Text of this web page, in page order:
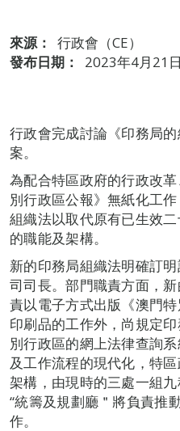
來源：
行政會（CE）
發布日期：
2023年4月21
行政會完成討論《印務局
案。
為配合特區政府的行政改
別行政區公報》無紙化工
組織法以取代原有已生效
的職能及架構。
新的印務局組織法明確訂
司司長。部門職責方面，
責以電子方式出版《澳門
印刷品的工作外，尚規定
別行政區的網上法律查詢
及工作流程的現代化，特
架構，由現時的三處一組
“統籌及規劃廳＂將負責推
作。